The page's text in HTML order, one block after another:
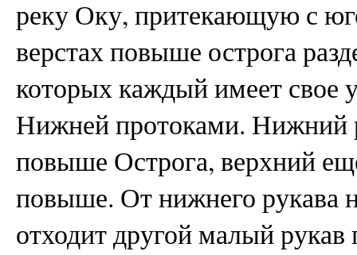
реку Оку, притекающую с
верстах повыше острога
которых каждый имеет свое
Нижней протоками. Нижний
повыше Острога, верхний
повыше. От нижнего рукава
отходит другой малый